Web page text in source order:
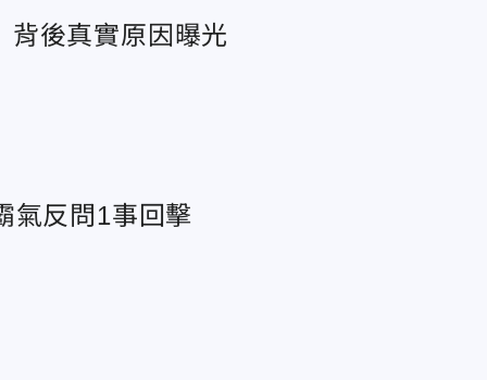
後真實原因曝光
氣反問1事回擊